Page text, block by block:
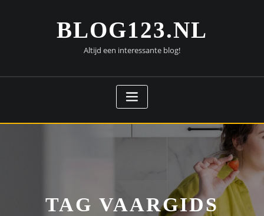
BLOG123.NL
Altijd een interessante blog!
TAG VAARGIDS